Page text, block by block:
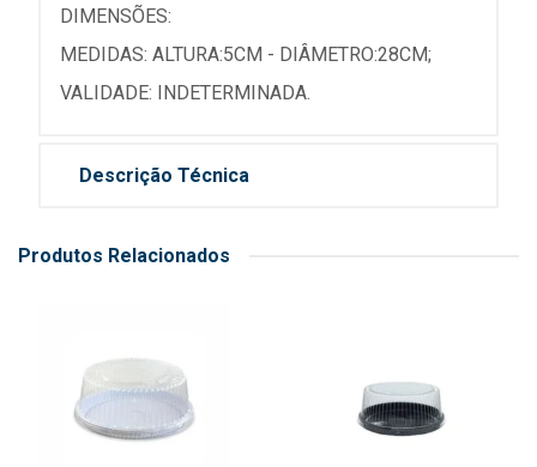
DIMENSÕES:
MEDIDAS: ALTURA:5CM - DIÂMETRO:28CM;
VALIDADE: INDETERMINADA.
Descrição Técnica
Produtos Relacionados